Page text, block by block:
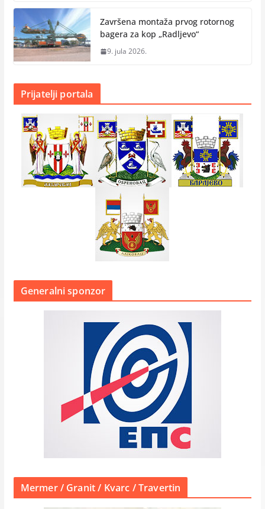
Završena montaža prvog rotornog
bagera za kop „Radlјevo“
9. jula 2026.
Prijatelji portala
Generalni sponzor
Mermer / Granit / Kvarc / Travertin